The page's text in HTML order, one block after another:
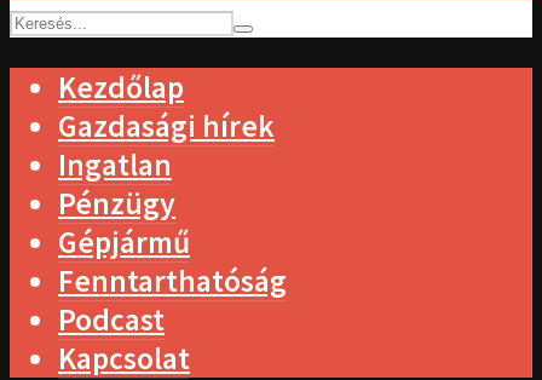
Kezdőlap
Gazdasági hírek
Ingatlan
Pénzügy
Gépjármű
Fenntarthatóság
Podcast
Kapcsolat